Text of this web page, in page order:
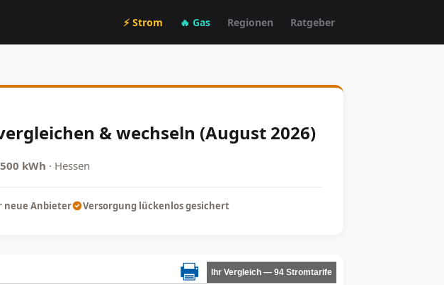
⚡ Strom 🔥 Gas Regionen Ratgeber
& wechseln (August 2026)
kWh · Hessen
neue Anbieter Versorgung lückenlos gesichert